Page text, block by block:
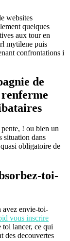
websites
quelques
aux tour en
mytilene puis
confrontations i
de
! ou bien un
situation dans
obligatoire de
toi-
avez envie-toi-
vous inscrire
lancer, ce qui
des decouvertes